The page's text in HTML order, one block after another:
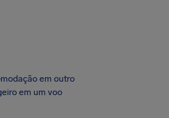
em outro
em um voo